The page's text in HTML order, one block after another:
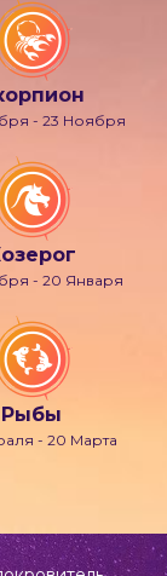
- 23 Ноября
- 20 Января
Рыбы
- 20 Марта